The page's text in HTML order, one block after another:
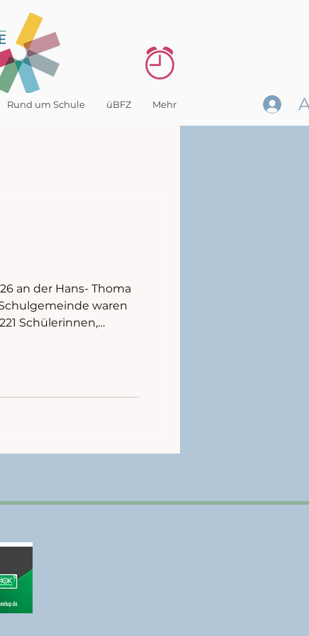
Rund um Schule üBFZ Mehr
an der Hans- Thoma
waren
Schülerinnen,